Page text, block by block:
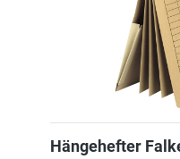
Hängehefter